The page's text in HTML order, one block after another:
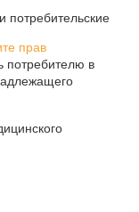
потребительские
прав
потребителю в